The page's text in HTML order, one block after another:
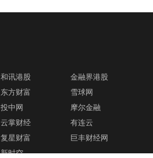
和讯港股
金融界港股
东方财富
雪球网
投中网
摩尔金融
云掌财经
有连云
复星财富
巨丰财经网
新时空